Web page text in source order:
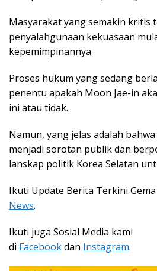
Masyarakat yang semakin kritis
penyalahgunaan kekuasaan
kepemimpinannya
Proses hukum yang sedang
penentu apakah Moon Jae-in
ini atau tidak.
Namun, yang jelas adalah
menjadi sorotan publik dan
lanskap politik Korea Selatan
Ikuti Update Berita Terkini
News.
Ikuti juga Sosial Media kami
di Facebookdan Instagram.